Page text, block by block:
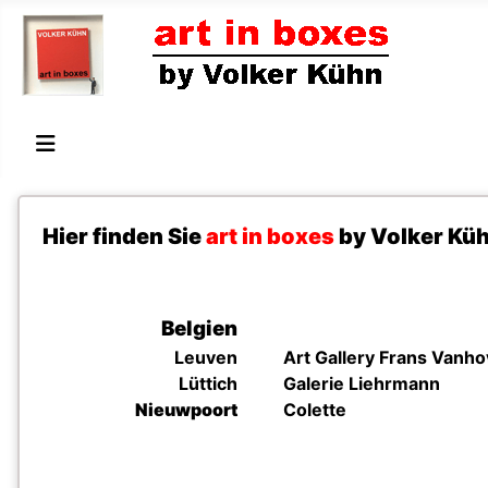
Hier finden Sieart in boxes by Volker
Belgien
Leuven
Art Gallery Frans
Lüttich
Galerie Liehrmann
Nieuwpoort
Colette